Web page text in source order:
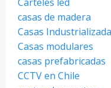
casas de madera
Casas
Casas modulares
casas prefabricadas
CCTV en Chile